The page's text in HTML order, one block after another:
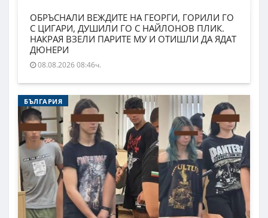
ОБРЪСНАЛИ ВЕЖДИТЕ НА ГЕОРГИ, ГОРИЛИ ГО
С ЦИГАРИ, ДУШИЛИ ГО С НАЙЛОНОВ ПЛИК.
НАКРАЯ ВЗЕЛИ ПАРИТЕ МУ И ОТИШЛИ ДА ЯДАТ
ДЮНЕРИ
08.08.2026 08:46ч.
БЪЛГАРИЯ